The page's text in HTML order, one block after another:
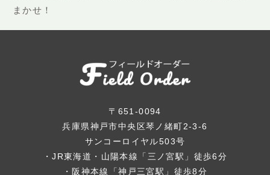
まかせ！
〒651-0094
兵庫県神戸市中央区琴ノ緒町2-3-6
サンコーロイヤル503号
・JR東海道・山陽本線「三ノ宮駅」徒歩6分
・阪神本線「神戸三宮駅」徒歩8分